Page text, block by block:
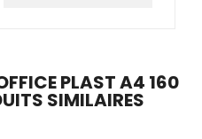
PLAST A4 160
SIMILAIRES